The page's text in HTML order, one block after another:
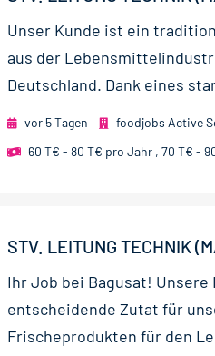
Unser Kunde ist ein
aus der
Deutschland. Dank eines
vor 5 Tagen foodjobs Active
60 T€ - 80 T€ pro Jahr , 70 T€ -
STV. LEITUNG TECHNIK
Ihr Job bei Bagusat!
entscheidende Zutat für
Frischeprodukten für den